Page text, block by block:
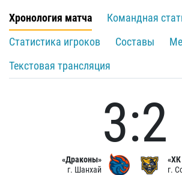
Хронология матча
Командная
Статистика игроков
Составы
Текстовая трансляция
«Драконы»
г. Шанхай
3:2
«ХК
г.